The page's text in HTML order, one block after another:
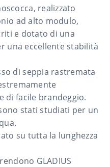
realizzato
ad alto modulo,
e dotato di una
una eccellente stabilità
di seppia rastremata
di facile brandeggio.
stati studiati per un
su tutta la lunghezza
GLADIUS